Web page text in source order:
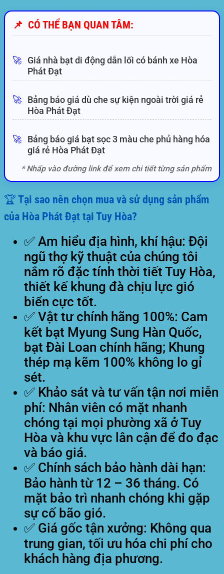
📌 CÓ THỂ BẠN QUAN TÂM:
🚀
Giá nhà bạt di động dẫn lối có bánh xe Hòa
Phát Đạt
🚀
Bảng báo giá dù che sự kiện ngoài trời giá rẻ
Hòa Phát Đạt
🚀
Bảng báo giá bạt sọc 3 màu che phủ hàng hóa
giá rẻ Hòa Phát Đạt
* Nhấp vào đường link để xem chi tiết từng sản phẩm
🏆 Tại sao nên chọn mua và sử dụng sản phẩm
của Hòa Phát Đạt tại Tuy Hòa?
✅ Am hiểu địa hình, khí hậu: Đội
ngũ thợ kỹ thuật của chúng tôi
nắm rõ đặc tính thời tiết Tuy Hòa,
thiết kế khung đà chịu lực gió
biển cực tốt.
✅ Vật tư chính hãng 100%: Cam
kết bạt Myung Sung Hàn Quốc,
bạt Đài Loan chính hãng; Khung
thép mạ kẽm 100% không lo gỉ
sét.
✅ Khảo sát và tư vấn tận nơi miễn
phí: Nhân viên có mặt nhanh
chóng tại mọi phường xã ở Tuy
Hòa và khu vực lân cận để đo đạc
và báo giá.
✅ Chính sách bảo hành dài hạn:
Bảo hành từ 12 – 36 tháng. Có
mặt bảo trì nhanh chóng khi gặp
sự cố bão gió.
✅ Giá gốc tận xưởng: Không qua
trung gian, tối ưu hóa chi phí cho
khách hàng địa phương.